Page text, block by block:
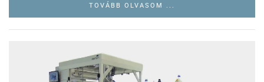
TOVÁBB OLVASOM ...